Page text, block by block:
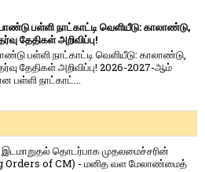
பள்ளி நாட்காட்டி வெளியீடு: காலாண்டு,
தேதிகள் அறிவிப்பு!
பள்ளி நாட்காட்டி வெளியீடு: காலாண்டு,
தேதிகள் அறிவிப்பு! 2026-2027-ஆம்
பள்ளி நாட்காட்...
இடமாறுதல் தொடர்பாக முதலமைச்சரின்
of CM) - மனித வள மேலாண்மைத்